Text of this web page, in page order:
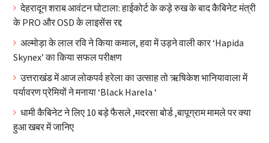
देहरादून शराब आवंटन घोटाला: हाईकोर्ट के कड़े रुख के बाद कैबिनेट मंत्री
के PRO और OSD के लाइसेंस रद्द
अल्मोड़ा के लाल रवि ने किया कमाल, हवा में उड़ने वाली कार ‘Hapida
Skynex’ का किया सफल परीक्षण
उत्तराखंड में आज लोकपर्व हरेला का उत्साह तो ऋषिकेश भानियावाला में
पर्यावरण प्रेमियों ने मनाया ‘Black Harela ‘
धामी कैबिनेट ने लिए 10 बड़े फैसले ,मदरसा बोर्ड ,बापूग्राम मामले पर क्या
हुआ खबर में जानिए